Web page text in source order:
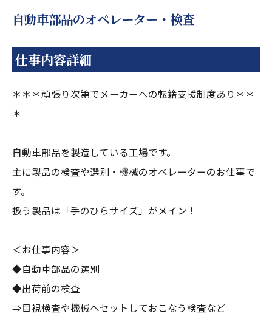
自動車部品のオペレーター・検査
仕事内容詳細
＊＊＊頑張り次第でメーカーへの転籍支援制度あり＊＊
＊
自動車部品を製造している工場です。
主に製品の検査や選別・機械のオペレーターのお仕事で
す。
扱う製品は「手のひらサイズ」がメイン！
＜お仕事内容＞
◆自動車部品の選別
◆出荷前の検査
⇒目視検査や機械へセットしておこなう検査など